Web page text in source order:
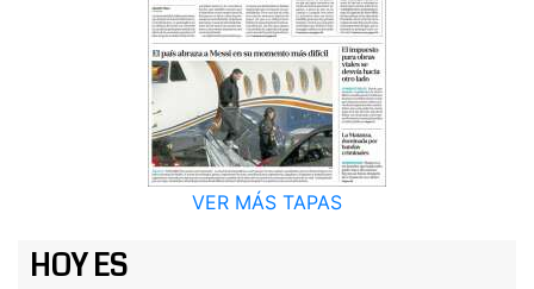
VER MÁS TAPAS
HOY ES